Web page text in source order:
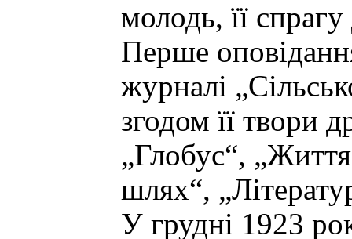
молодь, її
Перше
журналі
згодом її твори
„Глобус“,
шлях“,
У грудні 1923